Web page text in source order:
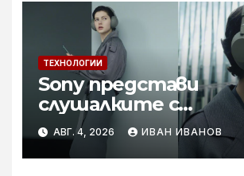
ТЕХНОЛОГИИ
Sony представи
слушалките с
шумопотискане
1000XM6 в нов цвят
Gray“
АВГ. 4, 2026 ИВАН ИВАНОВ